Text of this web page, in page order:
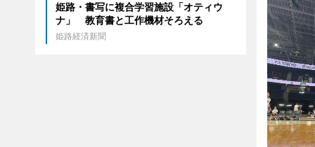
姫路・書写に複合学習施設「オティウ
ナ」 教育書と工作機材そろえる
姫路経済新聞